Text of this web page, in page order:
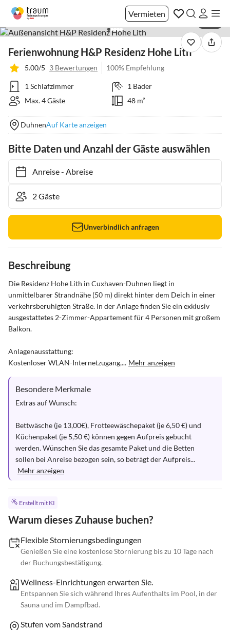
Vermieten
Ferienwohnung H&P Residenz Hohe Lith
5.00/5 3 Bewertungen 100% Empfehlung
1 Schlafzimmer
1 Bäder
Max. 4 Gäste
48 m²
DuhnenAuf Karte anzeigen
Bitte Daten und Anzahl der Gäste auswählen
Anreise- Abreise
Unverbindlich anfragen
Beschreibung
Die Residenz Hohe Lith in Cuxhaven-Duhnen liegt in
unmittelbarer Strandnähe (50 m) direkt hinter dem Deich in einer
verkehrsberuhigten Straße. In der Anlage finden Sie ein exklusiv
ausgestattetes 2-Zimmer-Appartement für 4 Personen mit großem
Balkon.
Anlagenausstattung:
Kostenloser WLAN-Internetzugang,... Mehr anzeigen
Besondere Merkmale
Extras auf Wunsch:
Bettwäsche (je 13,00€), Frotteewäschepaket (je 6,50 €) und
Küchenpaket (je 5,50 €) können gegen Aufpreis gebucht
werden. Wünschen Sie das gesamte Paket und die Betten
sollen bei Anreise bezogen sein, so beträgt der Aufpreis...
Mehr anzeigen
Erstellt mit KI
Warum dieses Zuhause buchen?
Flexible Stornierungsbedingungen
Genießen Sie eine kostenlose Stornierung bis zu 10 Tage nach
der Buchungsbestätigung.
Wellness-Einrichtungen erwarten Sie.
Entspannen Sie sich während Ihres Aufenthalts im Pool, in der
Sauna und im Dampfbad.
Stufen vom Sandstrand